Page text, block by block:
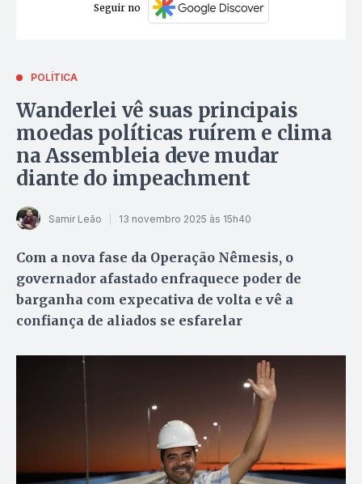
Seguir no
POLÍTICA
Wanderlei vê suas principais
moedas políticas ruírem e clima
na Assembleia deve mudar
diante do impeachment
Samir Leão 13 novembro 2025 às 15h40
Com a nova fase da Operação Nêmesis, o
governador afastado enfraquece poder de
barganha com expecativa de volta e vê a
confiança de aliados se esfarelar